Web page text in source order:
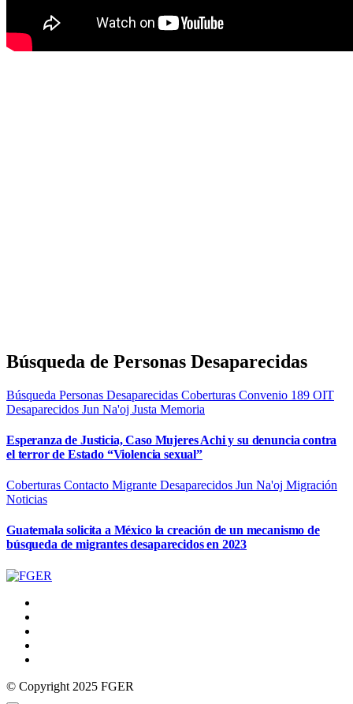
Búsqueda de Personas Desaparecidas
Búsqueda Personas Desaparecidas Coberturas Convenio 189 OIT
Desaparecidos Jun Na'oj Justa Memoria
Esperanza de Justicia, Caso Mujeres Achi y su denuncia contra
el terror de Estado “Violencia sexual”
Coberturas Contacto Migrante Desaparecidos Jun Na'oj Migración
Noticias
Guatemala solicita a México la creación de un mecanismo de
búsqueda de migrantes desaparecidos en 2023
© Copyright 2025 FGER